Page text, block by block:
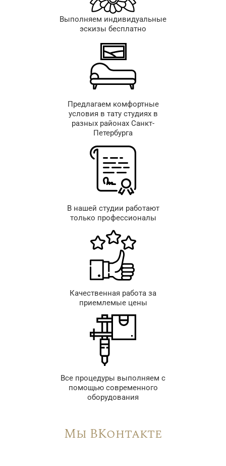
Выполняем индивидуальные
эскизы бесплатно
Предлагаем комфортные
условия в тату студиях в
разных районах Санкт-
Петербурга
В нашей студии работают
только профессионалы
Качественная работа за
приемлемые цены
Все процедуры выполняем с
помощью современного
оборудования
Мы ВКонтакте